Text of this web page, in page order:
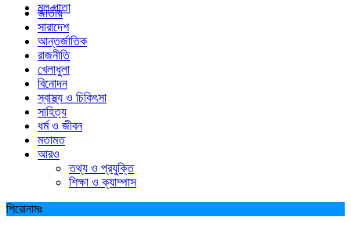
মুল পাতা
জাতীয়
সারাদেশ
আন্তর্জাতিক
রাজনীতি
খেলাধুলা
বিনোদন
স্বাস্থ্য ও চিকিৎসা
সাহিত্য
ধর্ম ও জীবন
মতামত
আরও
তথ্য ও প্রযুক্তি
শিক্ষা ও ক্যাম্পাস
শিরোনামঃ